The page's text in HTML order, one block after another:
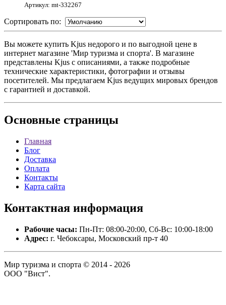
Артикул: mt-332267
Сортировать по:
Вы можете купить Kjus недорого и по выгодной цене в
интернет магазине 'Мир туризма и спорта'. В магазине
представлены Kjus с описаниями, а также подробные
технические характеристики, фотографии и отзывы
посетителей. Мы предлагаем Kjus ведущих мировых брендов
с гарантией и доставкой.
Основные страницы
Главная
Блог
Доставка
Оплата
Контакты
Карта сайта
Контактная информация
Рабочие часы: Пн-Пт: 08:00-20:00, Сб-Вс: 10:00-18:00
Адрес: г. Чебоксары, Московский пр-т 40
Мир туризма и спорта © 2014 - 2026
ООО "Вист".